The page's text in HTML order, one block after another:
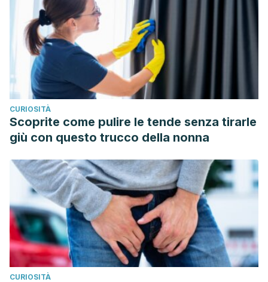
photoprotection against UV induced erythema and
improves skin condition in women. J Nutr, 2006. 136 (6):
1565-9.
CURIOSITÀ
Scoprite come pulire le tende senza tirarle
giù con questo trucco della nonna
CURIOSITÀ